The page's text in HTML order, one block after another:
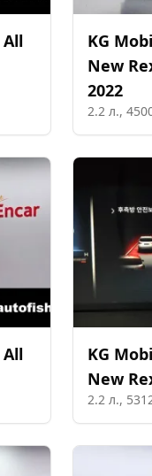
All
KG
New
2022
2.2 л.,
All
KG
New
2.2 л.,